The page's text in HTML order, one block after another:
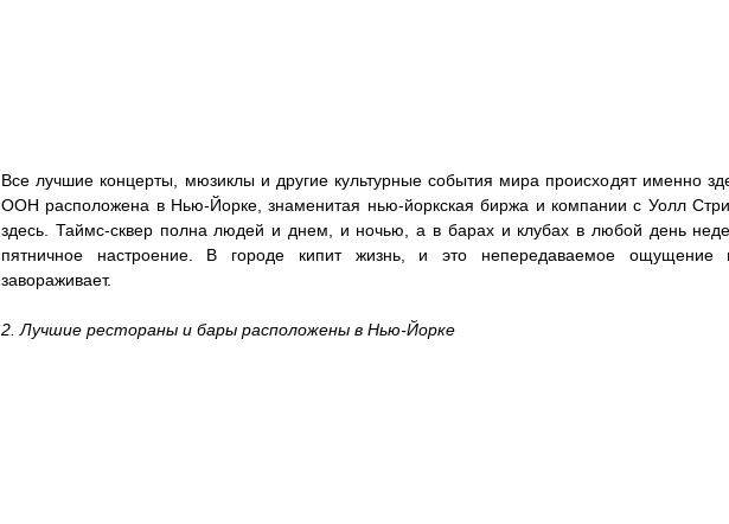
Все лучшие концерты, мюзиклы и другие культурные события мира происходят именно
ООН расположена в Нью-Йорке, знаменитая нью-йоркская биржа и компании с Уолл
здесь. Таймс-сквер полна людей и днем, и ночью, а в барах и клубах в любой день
пятничное настроение. В городе кипит жизнь, и это непередаваемое ощущение
завораживает.
2. Лучшие рестораны и бары расположены в Нью-Йорке